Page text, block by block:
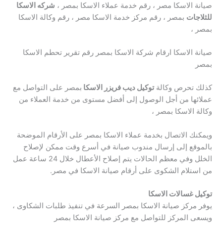
صيانة الاسكا مصر ، رقم خدمة عملاء الاسكا بمصر ، شركه الاسكا
للثلاجات بمصر ، رقم مركز خدمة الاسكا مصر ، رقم وكالة الاسكا
بمصر ،
صيانة الاسكا ارقام شركة الاسكا بمصر رقم تقرير تحطم الاسكا
بمصر
كذلك تحرص وكالةتوكيل ديب فريزر الاسكا بمصر على التواصل مع
عملائها من أجل الوصول إلى أفضل مستوى من خدمة العملاء من
وكالة الاسكا بمصر ،
ويمكنك الاتصال بخدمة عملاء الاسكا بمصر على الأرقام الموضحة
بالموقع إلى إرسال مندوب صيانة في أسرع وقت ممكن لإصلاح
الخلل وفي معظم الحالات يتم إصلاح الأعطال خلال 24 ساعة عمل
من استلام الشكوى على أرقام صيانة الاسكا في مصر.
توكيل غسالات الاسكا
يوفر مركز صيانة الاسكا بمصر السرعة في تنفيذ طلبات الشكاوى ،
ويسعى المركز للتواصل مع مركز صيانة الاسكا بمصر